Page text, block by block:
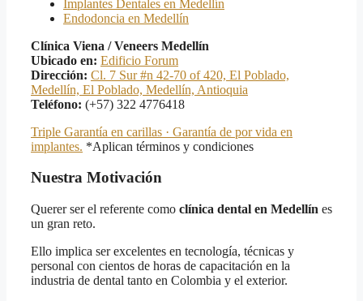
Implantes Dentales en Medellín
Endodoncia en Medellín
Clínica Viena / Veneers Medellín
Ubicado en: Edificio Forum
Dirección: Cl. 7 Sur #n 42-70 of 420, El Poblado,
Medellín, El Poblado, Medellín, Antioquia
Teléfono: (+57) 322 4776418
Triple Garantía en carillas · Garantía de por vida en
implantes. *Aplican términos y condiciones
Nuestra Motivación
Querer ser el referente como clínica dental en Medellín es
un gran reto.
Ello implica ser excelentes en tecnología, técnicas y
personal con cientos de horas de capacitación en la
industria de dental tanto en Colombia y el exterior.